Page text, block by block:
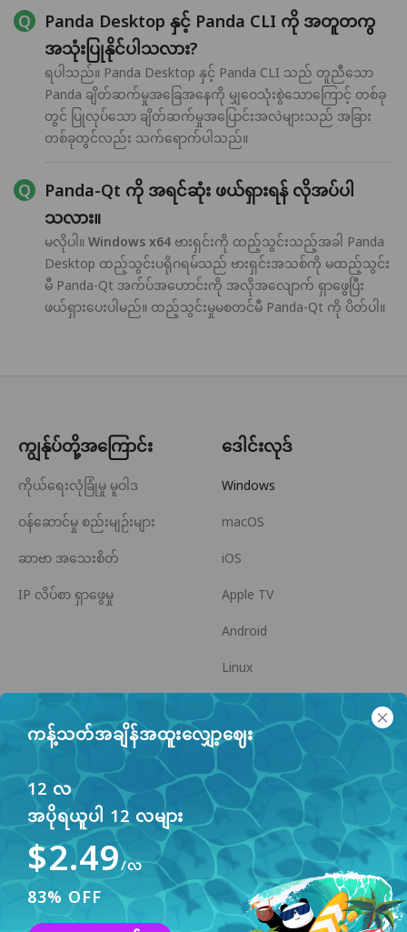
Panda Desktop နှင့် Panda CLI ကို အတူတကွ
အသုံးပြုနိုင်ပါသလား?
ရပါသည်။ Panda Desktop နှင့် Panda CLI သည် တူညီသော
Panda ချိတ်ဆက်မှုအခြေအနေကို မျှဝေသုံးစွဲသောကြောင့် တစ်ခု
တွင် ပြုလုပ်သော ချိတ်ဆက်မှုအပြောင်းအလဲများသည် အခြား
တစ်ခုတွင်လည်း သက်ရောက်ပါသည်။
Panda-Qt ကို အရင်ဆုံး ဖယ်ရှားရန် လိုအပ်ပါ
သလား။
မလိုပါ။ Windows x64 ဗားရှင်းကို ထည့်သွင်းသည့်အခါ Panda
Desktop ထည့်သွင်းပရိုဂရမ်သည် ဗားရှင်းအသစ်ကို မထည့်သွင်း
မီ Panda-Qt အက်ပ်အဟောင်းကို အလိုအလျောက် ရှာဖွေပြီး
ဖယ်ရှားပေးပါမည်။ ထည့်သွင်းမှုမစတင်မီ Panda-Qt ကို ပိတ်ပါ။
ကန့်သတ်အချိန်အထူးလျှော့ဈေး
12 လ
အပိုရယူပါ 12 လများ
$2.49/လ
83% OFF
ကျွန်ုပ်တို့အကြောင်း
ကိုယ်ရေးလုံခြုံမှု မူဝါဒ
ဝန်ဆောင်မှု စည်းမျဉ်းများ
ဆာဗာ အသေးစိတ်
IP လိပ်စာ ရှာဖွေမှု
ဒေါင်းလုဒ်
Windows
macOS
iOS
Apple TV
Android
Linux
Android TV
အကူအညီ စင်တာ
panda7x24@gmail.com
ပြဿနာများ
ပူးပေါင်းဆောင်ရွက်မှု
မိတ်ဖက်ဖြစ်ပါ
ငွေပေးချေမှု နည်းလမ်း
ဤဝဘ်ဆိုက်သည် အသုံးပြုသူ အတွေ့အကြုံ မြှင့်တင်ရန်
cookies များကို အသုံးပြုသည်။ ပိုမို သိရှိရန်